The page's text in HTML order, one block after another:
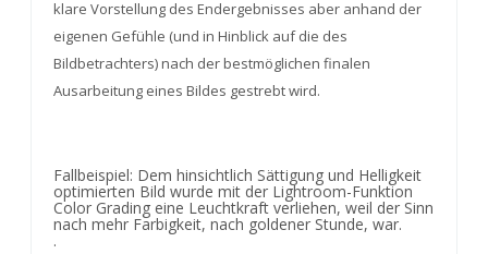
klare Vorstellung des Endergebnisses aber anhand der
eigenen Gefühle (und in Hinblick auf die des
Bildbetrachters) nach der bestmöglichen finalen
Ausarbeitung eines Bildes gestrebt wird.
Fallbeispiel: Dem hinsichtlich Sättigung und Helligkeit
optimierten Bild wurde mit der Lightroom-Funktion
Color Grading eine Leuchtkraft verliehen, weil der Sinn
nach mehr Farbigkeit, nach goldener Stunde, war.
.